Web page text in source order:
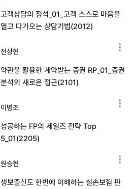
고객상담의 정석_01_고객 스스로 마음을
열고 다가오는 상담기법(2012)
전상현
약관을 활용한 계약받는 증권 RP_01_증권
분석의 새로운 접근(2101)
이병조
성공하는 FP의 세일즈 전략 Top
5_01(2205)
원승현
생보출신도 한번에 이해하는 실손보험 판